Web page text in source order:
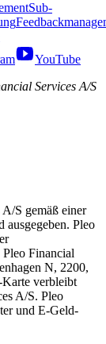
Sub-
YouTube
Services A/S
S gemäß einer
ausgegeben. Pleo
Financial
N, 2200,
verbleibt
A/S. Pleo
und E-Geld-